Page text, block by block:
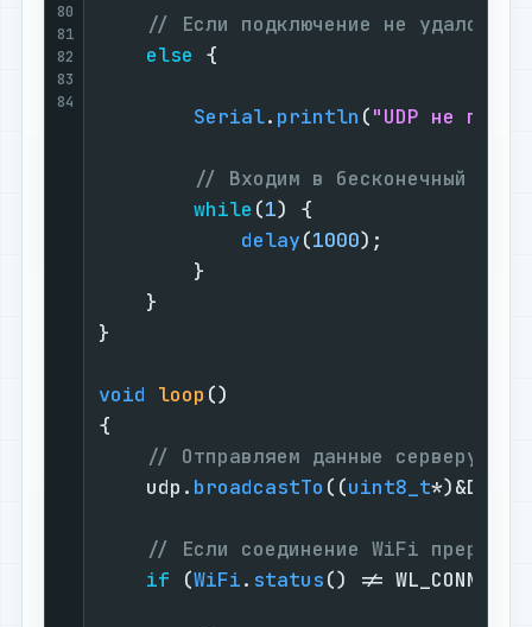
80
81
82
83
84
// Если подключение не удалось
else {
Serial. println ("UDP не
// Входим в бесконечный цикл
while (1) {
delay(1000);
        }
    }
}
void loop ()
{
// Отправляем данные серверу
    udp.
broadcastTo ((uint8_t
// Если соединение WiFi прервано
if (WiFi. status() !=